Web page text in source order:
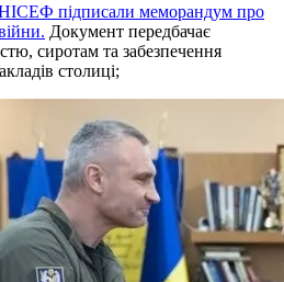
підписали меморандум про
Документ передбачає
сиротам та забезпечення
столиці;